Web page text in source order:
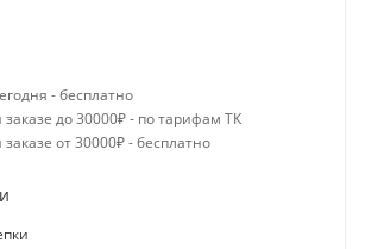
- бесплатно
заказе до 30000₽ - по тарифам ТК
от 30000₽ - бесплатно